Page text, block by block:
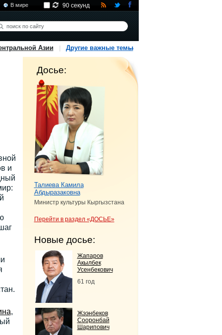
В мире 90 секунд
Азии Другие важные темы
и
,
Досье:
Талиева Камила
Абдыразаковна
Министр культуры Кыргызстана
Перейти в раздел «ДОСЬЕ»
Новые досье:
Жапаров
Акылбек
Усенбекович
61 год
Жээнбеков
Сооронбай
Шарипович